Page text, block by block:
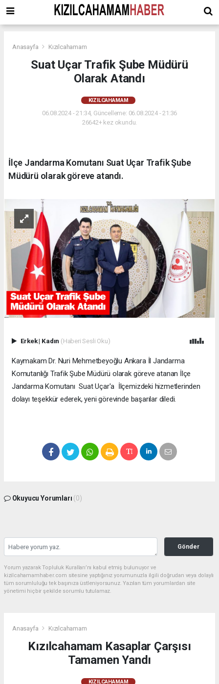
Anasayfa Kızılcahamam
Suat Uçar Trafik Şube Müdürü
Olarak Atandı
KIZILCAHAMAM
06.08.2024 - 21:34, Güncelleme: 06.08.2024 - 21:36
26642+ kez okundu.
İlçe Jandarma Komutanı Suat Uçar Trafik Şube
Müdürü olarak göreve atandı.
Erkek| Kadın (Haberi Sesli Oku)
Kaymakam Dr. Nuri Mehmetbeyoğlu Ankara İl Jandarma
Komutanlığı Trafik Şube Müdürü olarak göreve atanan İlçe
Jandarma Komutanı Suat Uçar'a İlçemizdeki hizmetlerinden
dolayı teşekkür ederek, yeni görevinde başarılar diledi.
Okuyucu Yorumları (0)
Gönder
Yorum yazarak Topluluk Kuralları’nı kabul etmiş bulunuyor ve
kizilcahamamhaber.com sitesine yaptığınız yorumunuzla ilgili doğrudan veya dolaylı
tüm sorumluluğu tek başınıza üstleniyorsunuz. Yazılan tüm yorumlardan site
yönetimi hiçbir şekilde sorumlu tutulamaz.
Anasayfa Kızılcahamam
Kızılcahamam Kasaplar Çarşısı
Tamamen Yandı
KIZILCAHAMAM